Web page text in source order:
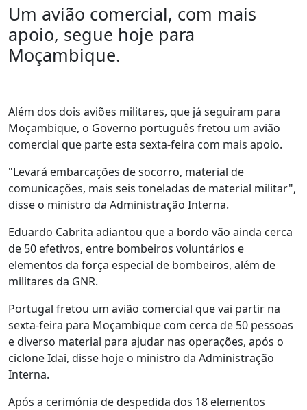
Um avião comercial, com mais
apoio, segue hoje para
Moçambique.
Além dos dois aviões militares, que já seguiram para
Moçambique, o Governo português fretou um avião
comercial que parte esta sexta-feira com mais apoio.
"Levará embarcações de socorro, material de
comunicações, mais seis toneladas de material militar",
disse o ministro da Administração Interna.
Eduardo Cabrita adiantou que a bordo vão ainda cerca
de 50 efetivos, entre bombeiros voluntários e
elementos da força especial de bombeiros, além de
militares da GNR.
Portugal fretou um avião comercial que vai partir na
sexta-feira para Moçambique com cerca de 50 pessoas
e diverso material para ajudar nas operações, após o
ciclone Idai, disse hoje o ministro da Administração
Interna.
Após a cerimónia de despedida dos 18 elementos